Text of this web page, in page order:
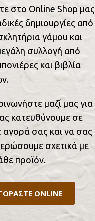
στο Online Shop μας
δημιουργίες από
γάμου και
συλλογή από
και βιβλία
μαζί μας για
κατευθύνουμε σε
αγορά σας και να σας
σχετικά με
προϊόν.
ONLINE